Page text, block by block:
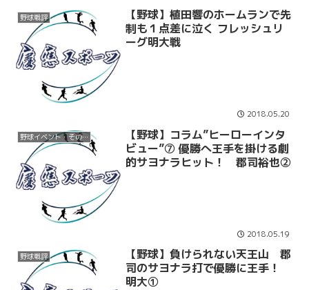
野球戦評
【野球】植田響のホームランで先
制も１点差に泣く フレッシュリ
ーグ明大戦
2018.05.20
野球イベント・その他
【野球】コラム”ヒーローインタ
ビュー”⑦ 優勝へ王手を掛ける劇
的サヨナラヒット！ 郡司裕也②
2018.05.19
野球戦評
【野球】負けられない天王山 郡
司のサヨナラ打で優勝に王手！
明大①